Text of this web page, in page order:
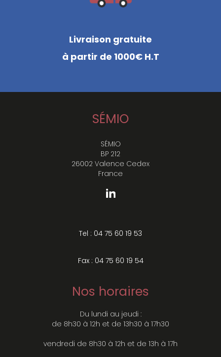
Livraison gratuite
à partir de 1000€ H.T
SÉMIO
SÉMIO
BP 212
26002 Valence Cedex
France
Tel : 04 75 60 19 53
Fax : 04 75 60 19 54
Nos horaires
Du lundi au jeudi :
de 8h30 à 12h et de 13h30 à 17h30
vendredi de 8h30 à 12h et de 13h à 17h